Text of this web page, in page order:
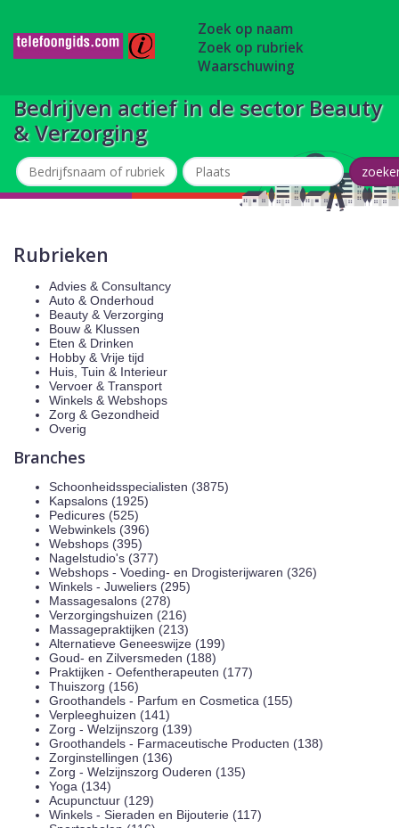
Zoek op naam
Zoek op rubriek
Waarschuwing
Bedrijven actief in de sector Beauty
& Verzorging
Rubrieken
Advies & Consultancy
Auto & Onderhoud
Beauty & Verzorging
Bouw & Klussen
Eten & Drinken
Hobby & Vrije tijd
Huis, Tuin & Interieur
Vervoer & Transport
Winkels & Webshops
Zorg & Gezondheid
Overig
Branches
Schoonheidsspecialisten (3875)
Kapsalons (1925)
Pedicures (525)
Webwinkels (396)
Webshops (395)
Nagelstudio's (377)
Webshops - Voeding- en Drogisterijwaren (326)
Winkels - Juweliers (295)
Massagesalons (278)
Verzorgingshuizen (216)
Massagepraktijken (213)
Alternatieve Geneeswijze (199)
Goud- en Zilversmeden (188)
Praktijken - Oefentherapeuten (177)
Thuiszorg (156)
Groothandels - Parfum en Cosmetica (155)
Verpleeghuizen (141)
Zorg - Welzijnszorg (139)
Groothandels - Farmaceutische Producten (138)
Zorginstellingen (136)
Zorg - Welzijnszorg Ouderen (135)
Yoga (134)
Acupunctuur (129)
Winkels - Sieraden en Bijouterie (117)